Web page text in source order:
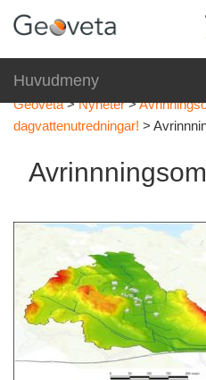
Huvudmeny
Geoveta>Nyheter>
dagvattenutredningar! >